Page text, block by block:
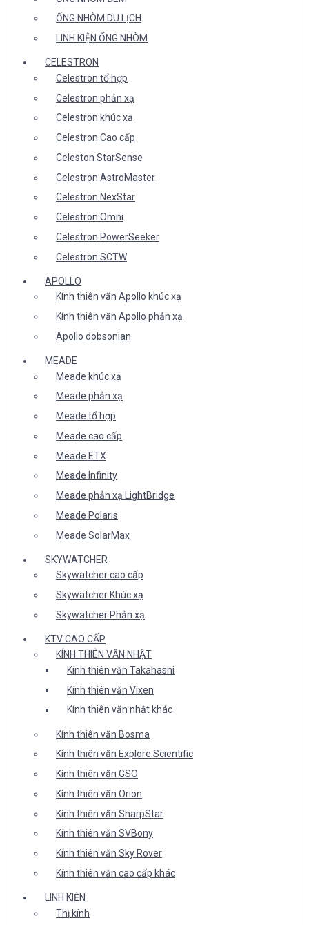
ỐNG NHÒM DU LỊCH
LINH KIỆN ỐNG NHÒM
CELESTRON
Celestron tổ hợp
Celestron phản xạ
Celestron khúc xạ
Celestron Cao cấp
Celeston StarSense
Celestron AstroMaster
Celestron NexStar
Celestron Omni
Celestron PowerSeeker
Celestron SCTW
APOLLO
Kính thiên văn Apollo khúc xạ
Kính thiên văn Apollo phản xạ
Apollo dobsonian
MEADE
Meade khúc xạ
Meade phản xạ
Meade tổ hợp
Meade cao cấp
Meade ETX
Meade Infinity
Meade phản xạ LightBridge
Meade Polaris
Meade SolarMax
SKYWATCHER
Skywatcher cao cấp
Skywatcher Khúc xạ
Skywatcher Phản xạ
KTV CAO CẤP
KÍNH THIÊN VĂN NHẬT
Kính thiên văn Takahashi
Kính thiên văn Vixen
Kính thiên văn nhật khác
Kính thiên văn Bosma
Kính thiên văn Explore Scientific
Kính thiên văn GSO
Kính thiên văn Orion
Kính thiên văn SharpStar
Kính thiên văn SVBony
Kính thiên văn Sky Rover
Kính thiên văn cao cấp khác
LINH KIỆN
Thị kính